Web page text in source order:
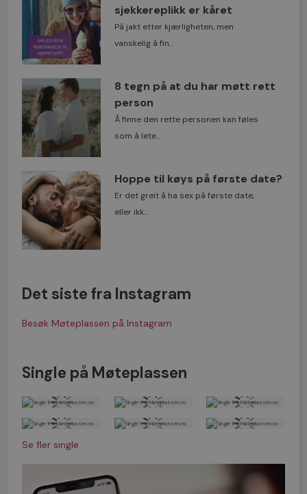
sjekkereplikk er kåret
På jakt etter kjærligheten, men
vanskelig å fin...
8 tegn på at du har møtt rett
person
Å finne den rette personen kan føles
som å lete...
Hoppe til køys på første date?
Er det greit å ha sex på første date,
eller ikk...
Det siste fra Instagram
Besøk Møteplassen på Instagram
Single på Møteplassen
Se fler single